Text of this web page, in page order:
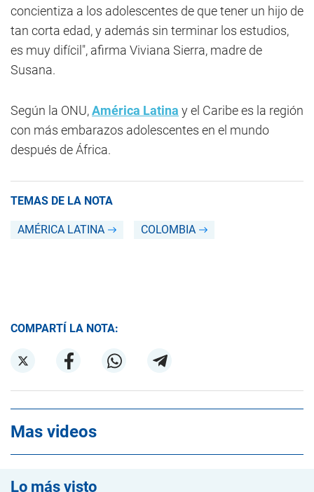
concientiza a los adolescentes de que tener un hijo de
tan corta edad, y además sin terminar los estudios,
es muy difícil", afirma Viviana Sierra, madre de
Susana.
Según la ONU,América Latina y el Caribe es la región
con más embarazos adolescentes en el mundo
después de África.
TEMAS DE LA NOTA
AMÉRICA LATINA COLOMBIA
COMPARTÍ LA NOTA:
Mas videos
Lo más visto